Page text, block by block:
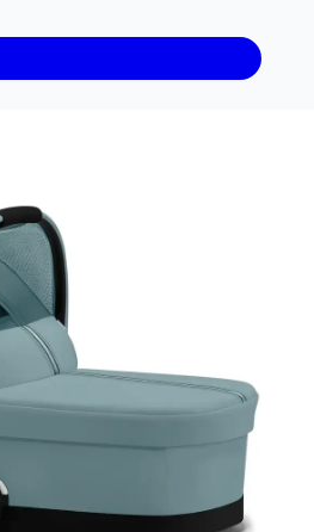
· spar op til
gør det muligt at bruge din
nyfødt. Den monteres let med
for en behagelig tur.
lige nu 1.020 kr. Den
er registreret - ca. 40,0 %
pris på 1.699 kr.
på 101 prisobservationer, hvor
1.020 kr (10. maj 2026)